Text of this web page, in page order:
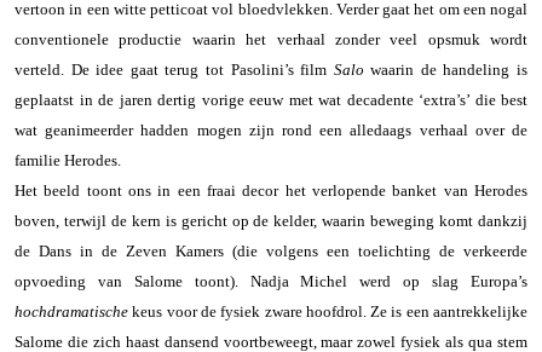
vertoon in een witte petticoat vol bloedvlekken. Verder gaat het om een nogal
conventionele productie waarin het verhaal zonder veel opsmuk wordt
verteld. De idee gaat terug tot Pasolini’s film Salo waarin de handeling is
geplaatst in de jaren dertig vorige eeuw met wat decadente ‘extra’s’ die best
wat geanimeerder hadden mogen zijn rond een alledaags verhaal over de
familie Herodes.
Het beeld toont ons in een fraai decor het verlopende banket van Herodes
boven, terwijl de kern is gericht op de kelder, waarin beweging komt dankzij
de Dans in de Zeven Kamers (die volgens een toelichting de verkeerde
opvoeding van Salome toont). Nadja Michel werd op slag Europa’s
hochdramatischekeus voor de fysiek zware hoofdrol. Ze is een aantrekkelijke
Salome die zich haast dansend voortbeweegt, maar zowel fysiek als qua stem